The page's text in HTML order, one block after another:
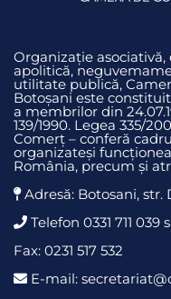
Organizație
apolitică,
utilitate publică,
Botoșani este
a membrilor din
139/1990. Legea 335/
Comerț – conferă
organizateși
România, precum și
Adresă: Botosani, str.
Telefon 0331 711 039
Fax: 0231 517 532
E-mail: